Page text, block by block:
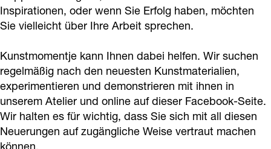
,
A
t
e
l
i
e
e
"
A
t
e
i
,
A
e
l
i
e
e
"
,
A
t
e
l
Inspirationen, oder wenn Sie Erfolg haben, möchten
Sie vielleicht über Ihre Arbeit sprechen.
Kunstmomentje kann Ihnen dabei helfen. Wir suchen
regelmäßig nach den neuesten Kunstmaterialien,
experimentieren und demonstrieren mit ihnen in
unserem Atelier und online auf dieser Facebook-Seite.
Wir halten es für wichtig, dass Sie sich mit all diesen
Neuerungen auf zugängliche Weise vertraut machen
können.